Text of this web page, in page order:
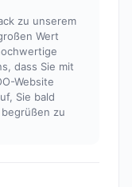
zu unserem
Wert
dass Sie mit
Website
Sie bald
zu